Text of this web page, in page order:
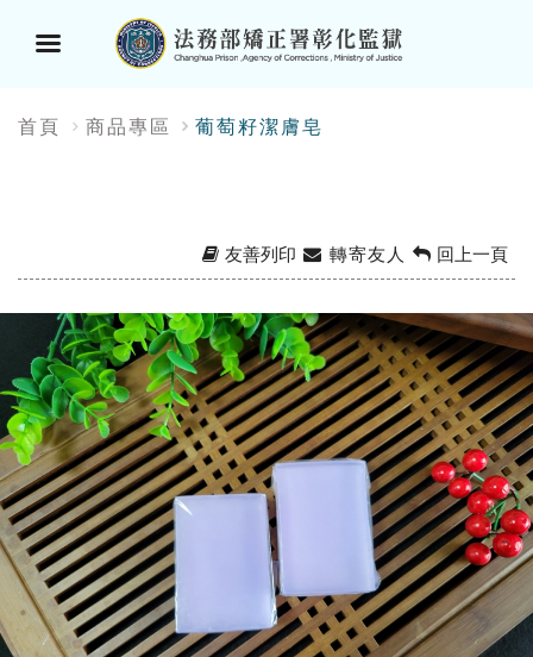
單
首頁 商品專區 葡萄籽潔膚皂
友善列印 轉寄友人 回上一頁